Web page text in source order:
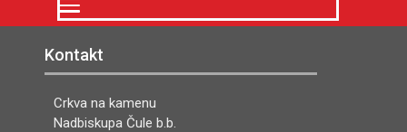
Kontakt
Crkva na kamenu
Nadbiskupa Čule b.b.